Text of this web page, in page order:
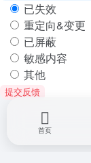
已失效
重定向&变更
已屏蔽
敏感内容
其他
提交反馈
首页